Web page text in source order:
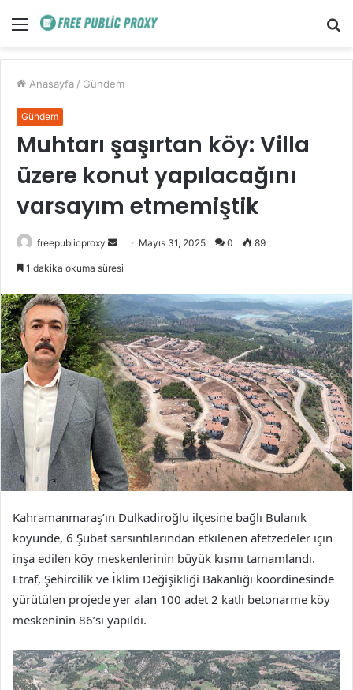
Menü
Anasayfa / Gündem
Gündem
Muhtarı şaşırtan köy: Villa
üzere konut yapılacağını
varsayım etmemiştik
freepublicproxy
Bir
göndermek
Mayıs 31, 2025 0 89
1 dakika okuma süresi
Kahramanmaraş’ın Dulkadiroğlu ilçesine bağlı Bulanık
köyünde, 6 Şubat sarsıntılarından etkilenen afetzedeler için
inşa edilen köy meskenlerinin büyük kısmı tamamlandı.
Etraf, Şehircilik ve İklim Değişikliği Bakanlığı koordinesinde
yürütülen projede yer alan 100 adet 2 katlı betonarme köy
meskeninin 86’sı yapıldı.